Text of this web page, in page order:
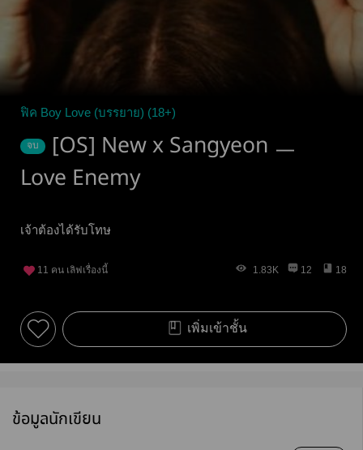
ฟิค Boy Love (บรรยาย) (18+)
จบ
[OS] New x Sangyeon ㅡ
Love Enemy
เจ้าต้องได้รับโทษ
11 คน เลิฟเรื่องนี้ 1.83K 12 18
เพิ่มเข้าชั้น
ข้อมูลนักเขียน